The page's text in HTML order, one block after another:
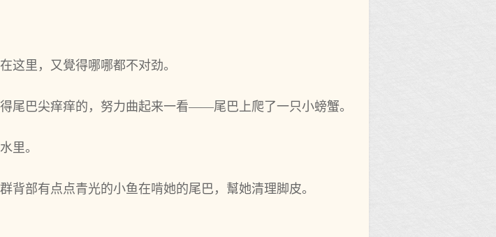
这里，又覺得哪哪都不对‌劲。
尾巴尖痒痒的，努力曲起来一看——尾巴上爬了一只小螃蟹。
里。
背部有点点青光的小鱼在啃她的尾巴，幫她清理脚皮。